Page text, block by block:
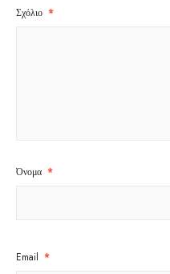
Σχόλιο *
Όνομα *
Email *